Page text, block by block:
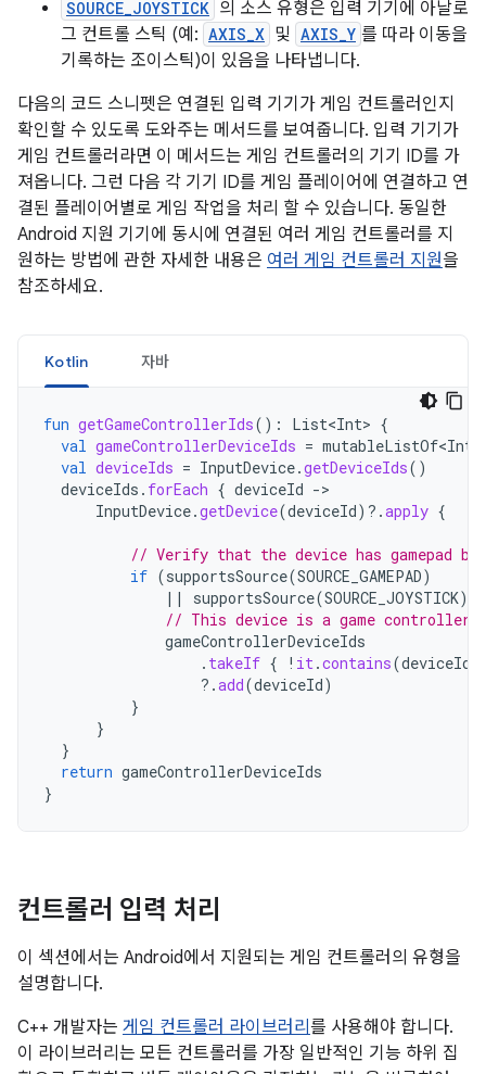
SOURCE_JOYSTICK 의 소스 유형은 입력 기기에 아날로
그 컨트롤 스틱 (예: AXIS_X 및 AXIS_Y 를 따라 이동을
기록하는 조이스틱)이 있음을 나타냅니다.
다음의 코드 스니펫은 연결된 입력 기기가 게임 컨트롤러인지
확인할 수 있도록 도와주는 메서드를 보여줍니다. 입력 기기가
게임 컨트롤러라면 이 메서드는 게임 컨트롤러의 기기 ID를 가
져옵니다. 그런 다음 각 기기 ID를 게임 플레이어에 연결하고 연
결된 플레이어별로 게임 작업을 처리 할 수 있습니다. 동일한
Android 지원 기기에 동시에 연결된 여러 게임 컨트롤러를 지
원하는 방법에 관한 자세한 내용은 여러 게임 컨트롤러 지원을
참조하세요.
Kotlin 자바
fun getGameControllerIds(): List<Int> {
val gameControllerDeviceIds = mutableListOf<Int>
val deviceIds = InputDevice.getDeviceIds()
deviceIds . forEach { deviceId -
InputDevice.getDevice(deviceId) ?.apply {
// Verify that the device has gamepad
if (supportsSource(SOURCE_GAMEPAD)
||
supportsSource(SOURCE_JOYSTICK))
// This device is a game
gameControllerDeviceIds
. takeIf { ! it.contains(deviceId
?.add(deviceId)
}
}
}
return gameControllerDeviceIds
}
컨트롤러 입력 처리
이 섹션에서는 Android에서 지원되는 게임 컨트롤러의 유형을
설명합니다.
C++ 개발자는 게임 컨트롤러 라이브러리 를 사용해야 합니다.
이 라이브러리는 모든 컨트롤러를 가장 일반적인 기능 하위 집